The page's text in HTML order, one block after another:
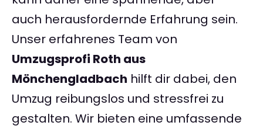
auch herausfordernde Erfahrung sein.
Unser erfahrenes Team von
Umzugsprofi Roth aus
Mönchengladbach hilft dir dabei, den
Umzug reibungslos und stressfrei zu
gestalten. Wir bieten eine umfassende